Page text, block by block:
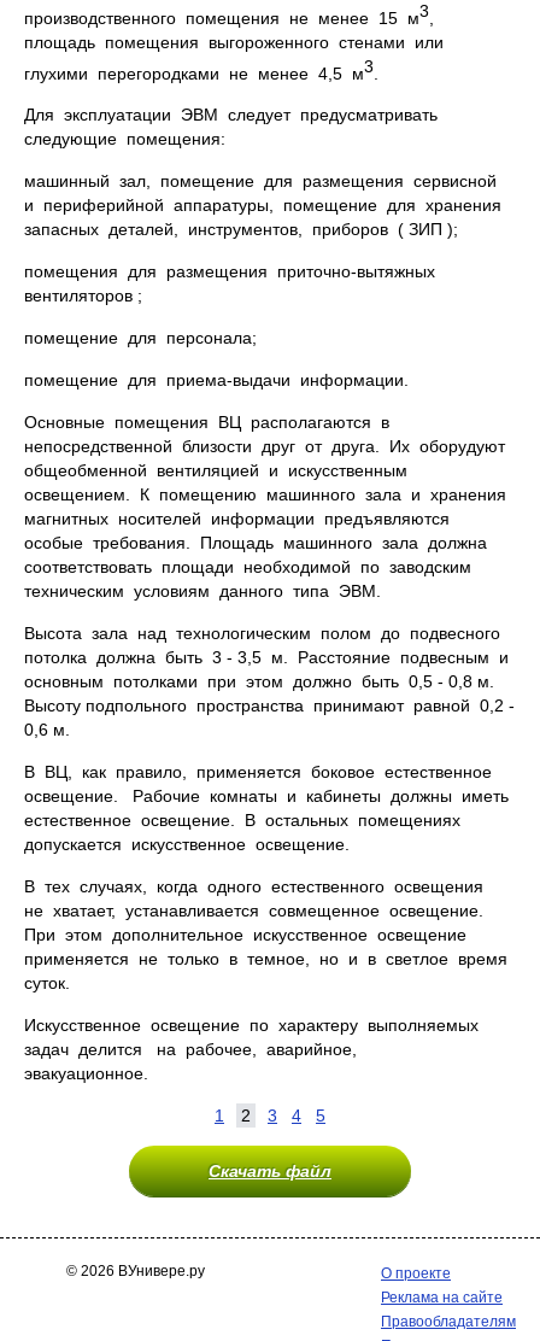
производственного помещения не менее 15 м3
площадь помещения выгороженного стенами или
глухими перегородками не менее 4,5 м3
Для эксплуатации ЭВМ следует предусматривать
следующие помещения:
машинный зал, помещение для размещения сервисной
и периферийной аппаратуры, помещение для хранения
запасных деталей, инструментов, приборов ( ЗИП );
помещения для размещения приточно-вытяжных
вентиляторов ;
помещение для персонала;
помещение для приема-выдачи информации.
Основные помещения ВЦ располагаются в
непосредственной близости друг от друга. Их оборудуют
общеобменной вентиляцией и искусственным
освещением. К помещению машинного зала и хранения
магнитных носителей информации предъявляются
особые требования. Площадь машинного зала должна
соответствовать площади необходимой по заводским
техническим условиям данного типа ЭВМ.
Высота зала над технологическим полом до подвесного
потолка должна быть 3 - 3,5 м. Расстояние подвесным и
основным потолками при этом должно быть 0,5 - 0,8 м.
Высоту подпольного пространства принимают равной 0,2 -
0,6 м.
В ВЦ, как правило, применяется боковое естественное
освещение. Рабочие комнаты и кабинеты должны иметь
естественное освещение. В остальных помещениях
допускается искусственное освещение.
В тех случаях, когда одного естественного освещения
не хватает, устанавливается совмещенное освещение.
При этом дополнительное искусственное освещение
применяется не только в темное, но и в светлое время
суток.
Искусственное освещение по характеру выполняемых
задач делится на рабочее, аварийное,
эвакуационное.
1 2 3 4 5
Скачать файл
© 2026 ВУнивере.ру
О проекте
Реклама на сайте
Правообладателям